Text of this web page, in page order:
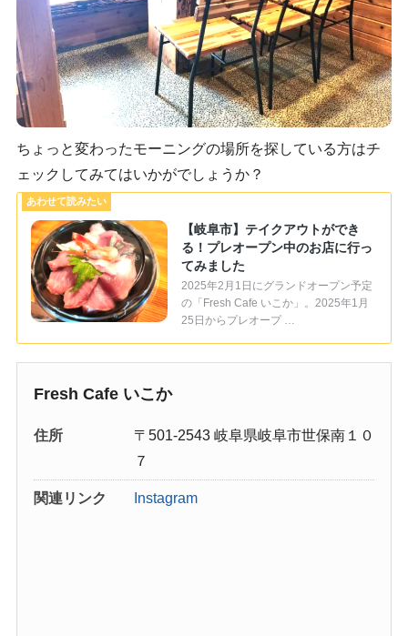
ちょっと変わったモーニングの場所を探している方はチ
ェックしてみてはいかがでしょうか？
【岐阜市】テイクアウトができ
る！プレオープン中のお店に行っ
てみました
2025年2月1日にグランドオープン予定
の「Fresh Cafe いこか」。2025年1月
25日からプレオープ …
Fresh Cafe いこか
住所
〒501-2543 岐阜県岐阜市世保南１０
７
関連リンク Instagram